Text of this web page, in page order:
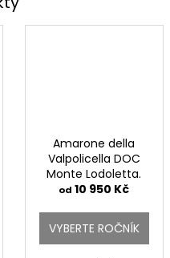
Amarone della
Valpolicella DOC
Monte Lodoletta.
od 10 950 Kč
VYBERTE ROČNÍK